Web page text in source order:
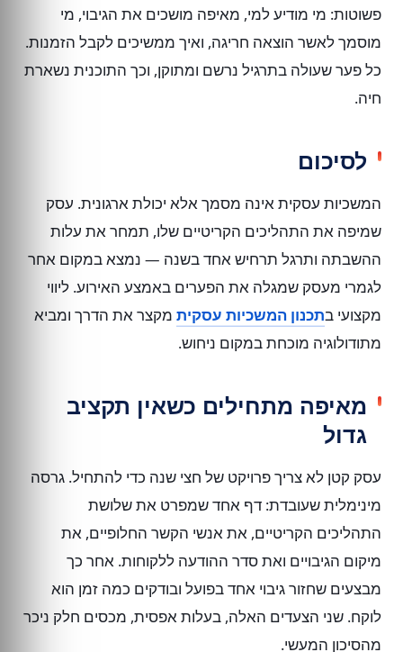
פשוטות: מי מודיע למי, מאיפה מושכים את הגיבוי, מי
מוסמך לאשר הוצאה חריגה, ואיך ממשיכים לקבל הזמנות.
כל פער שעולה בתרגיל נרשם ומתוקן, וכך התוכנית נשארת
חיה.
לסיכום
המשכיות עסקית אינה מסמך אלא יכולת ארגונית. עסק
שמיפה את התהליכים הקריטיים שלו, תמחר את עלות
ההשבתה ותרגל תרחיש אחד בשנה — נמצא במקום אחר
לגמרי מעסק שמגלה את הפערים באמצע האירוע. ליווי
מקצועי בתכנון המשכיות עסקית מקצר את הדרך ומביא
מתודולוגיה מוכחת במקום ניחוש.
מאיפה מתחילים כשאין תקציב
גדול
עסק קטן לא צריך פרויקט של חצי שנה כדי להתחיל. גרסה
מינימלית שעובדת: דף אחד שמפרט את שלושת
התהליכים הקריטיים, את אנשי הקשר החלופיים, את
מיקום הגיבויים ואת סדר ההודעה ללקוחות. אחר כך
מבצעים שחזור גיבוי אחד בפועל ובודקים כמה זמן הוא
לוקח. שני הצעדים האלה, בעלות אפסית, מכסים חלק ניכר
מהסיכון המעשי.